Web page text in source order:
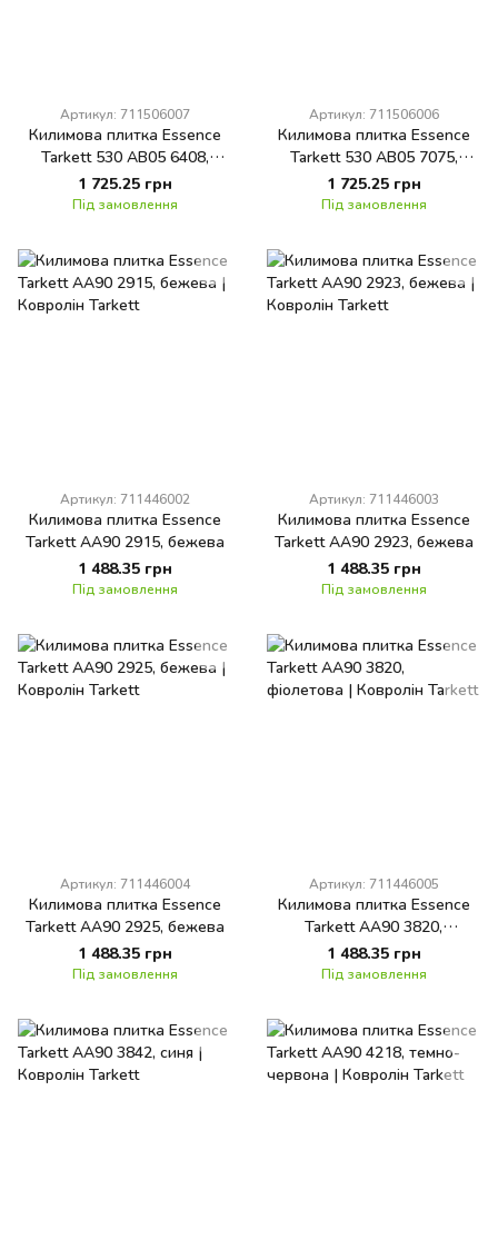
Артикул: 711506007
Килимова плитка Essence
Tarkett 530 AB05 6408,
зелена
1 725.25 грн
Під замовлення
Артикул: 711506006
Килимова плитка Essence
Tarkett 530 AB05 7075,
зелена
1 725.25 грн
Під замовлення
Артикул: 711446002
Килимова плитка Essence
Tarkett AA90 2915, бежева
1 488.35 грн
Під замовлення
Артикул: 711446003
Килимова плитка Essence
Tarkett AA90 2923, бежева
1 488.35 грн
Під замовлення
Артикул: 711446004
Килимова плитка Essence
Tarkett AA90 2925, бежева
1 488.35 грн
Під замовлення
Артикул: 711446005
Килимова плитка Essence
Tarkett AA90 3820,
фіолетова
1 488.35 грн
Під замовлення